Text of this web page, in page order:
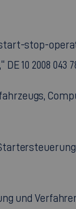
start-stop-
10 2008 043
und